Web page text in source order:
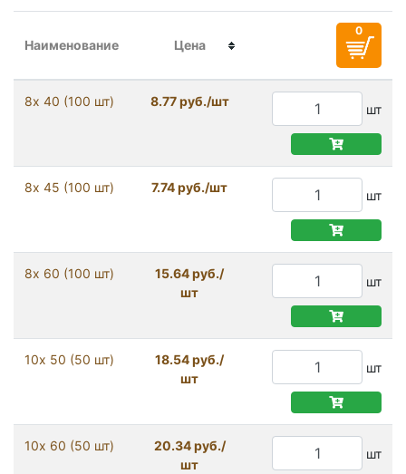
Наименование Цена
8х 40 (100 шт) 8.77 руб./шт шт
8х 45 (100 шт) 7.74 руб./шт шт
8х 60 (100 шт)
15.64 руб./
шт
шт
10х 50 (50 шт)
18.54 руб./
шт
шт
10х 60 (50 шт)
20.34 руб./
шт
шт